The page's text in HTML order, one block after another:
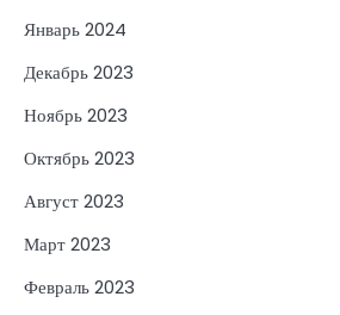
Январь 2024
Декабрь 2023
Ноябрь 2023
Октябрь 2023
Август 2023
Март 2023
Февраль 2023